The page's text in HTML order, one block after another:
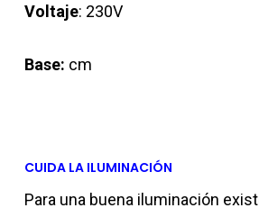
Voltaje: 230V
Base: cm
CUIDA LA ILUMINACIÓN
Para una buena iluminación